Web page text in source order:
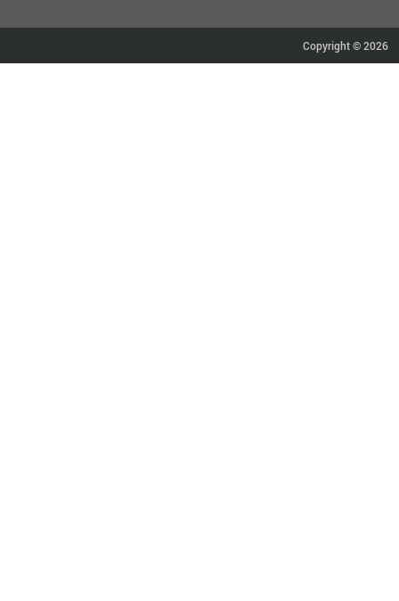
Copyright © 2026